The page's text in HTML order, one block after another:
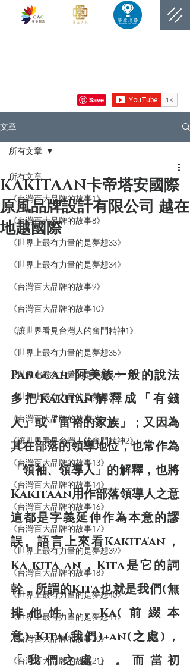
文章
所有文章
《台灣百大品牌的故事1》
《台灣百大品牌的故事8》
《世界上最有力量的是夢想33》
《世界上最有力量的是夢想34》
《台灣百大品牌的故事9》
《台灣百大品牌的故事10》
《讓世界看見台灣人的奮鬥精神1》
《世界上最有力量的是夢想35》
《世界上最有力量的是夢想37》
《世界上最有力量的是夢想38》
《台灣百大品牌的故事2》
《讓世界看見台灣人的奮鬥精神2》
《台灣百大品牌的故事13》
《台灣百大品牌的故事14》
《台灣百大品牌的故事16》
《台灣百大品牌的故事17》
《世界上最有力量的是夢想39》
《台灣百大品牌的故事18》
《世界上最有力量的是夢想40》
《世界上最有力量的是夢想41》
《台灣百大品牌的故事20》
《台灣百大品牌的故事21》
所有文章
KAKITAAN卡帝塔安國際
原風品牌設計有限公司 越在
地越國際
Pangcah/阿美族一般的說法
多把Kakitan解釋成「有錢
人」或「富裕的家族」；又因為
其在部落的領導地位，也常作為
「領袖、領導人」的解釋，也將
Kakitaan用作部落領導人之意
這都是字義延伸作為本意的謬
誤。語言上來看Kakita'an，
Ka-kita-an，Kita是它的詞
幹，所謂的Kita也就是我們(無
排他性)，Ka(前綴本
意)+Kita(我們)+an(之處)，
「我們之處」。而當初